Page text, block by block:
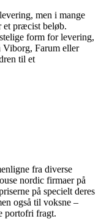
men i mange
et præcist beløb.
form for levering,
Viborg, Farum eller
til et
fra diverse
nordic firmaer på
på specielt deres
også til voksne –
portofri fragt.